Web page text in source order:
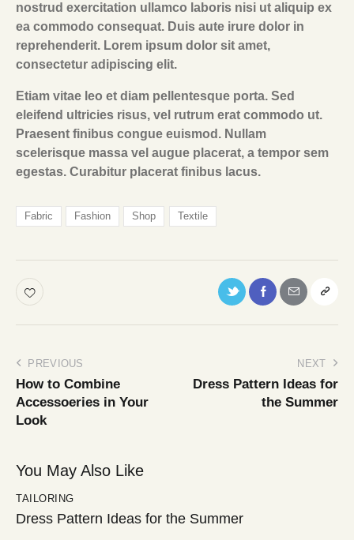
nostrud exercitation ullamco laboris nisi ut aliquip ex
ea commodo consequat. Duis aute irure dolor in
reprehenderit. Lorem ipsum dolor sit amet,
consectetur adipiscing elit.
Etiam vitae leo et diam pellentesque porta. Sed
eleifend ultricies risus, vel rutrum erat commodo ut.
Praesent finibus congue euismod. Nullam
scelerisque massa vel augue placerat, a tempor sem
egestas. Curabitur placerat finibus lacus.
Fabric Fashion Shop Textile
PREVIOUS
How to Combine
Accessoeries in Your
Look
NEXT
Dress Pattern Ideas for
the Summer
You May Also Like
TAILORING
Dress Pattern Ideas for the Summer